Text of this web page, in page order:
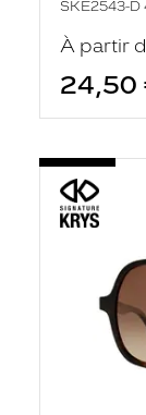
SKE2543-D
À partir
24,50